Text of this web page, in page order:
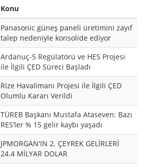
Konu
Panasonic güneş paneli üretimini zayıf
talep nedeniyle konsolide ediyor
Ardanuç-5 Regülatörü ve HES Projesi
ile İlgili ÇED Süreci Başladı
Rize Havalimanı Projesi ile İlgili ÇED
Olumlu Kararı Verildi
TÜREB Başkanı Mustafa Ataseven: Bazı
RES’ler % 15 gelir kaybı yaşadı
JPMORGAN'IN 2. ÇEYREK GELİRLERİ
24.4 MİLYAR DOLAR